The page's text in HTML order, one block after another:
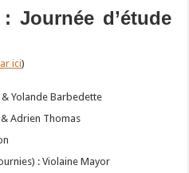
Journée d’étude
ici)
& Yolande Barbedette
& Adrien Thomas
: Violaine Mayor